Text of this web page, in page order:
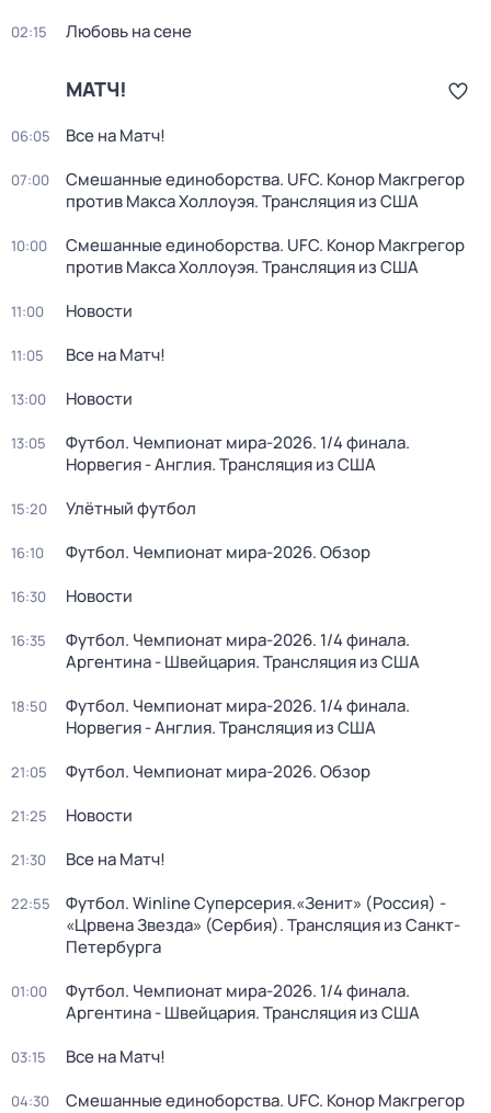
02:15 Любовь на сене
МАТЧ!
06:05 Все на Матч!
07:00
Смешанные единоборства. UFC. Конор Макгрегор
против Макса Холлоуэя. Трансляция из США
10:00
Смешанные единоборства. UFC. Конор Макгрегор
против Макса Холлоуэя. Трансляция из США
11:00 Новости
11:05 Все на Матч!
13:00 Новости
13:05
Футбол. Чемпионат мира-2026. 1/4 финала.
Норвегия - Англия. Трансляция из США
15:20 Улётный футбол
16:10 Футбол. Чемпионат мира-2026. Обзор
16:30 Новости
16:35
Футбол. Чемпионат мира-2026. 1/4 финала.
Аргентина - Швейцария. Трансляция из США
18:50
Футбол. Чемпионат мира-2026. 1/4 финала.
Норвегия - Англия. Трансляция из США
21:05 Футбол. Чемпионат мира-2026. Обзор
21:25 Новости
21:30 Все на Матч!
22:55
Футбол. Winline Суперсерия.«Зенит» (Россия) -
«Црвена Звезда» (Сербия). Трансляция из Санкт-
Петербурга
01:00
Футбол. Чемпионат мира-2026. 1/4 финала.
Аргентина - Швейцария. Трансляция из США
03:15 Все на Матч!
04:30
Смешанные единоборства. UFC. Конор Макгрегор